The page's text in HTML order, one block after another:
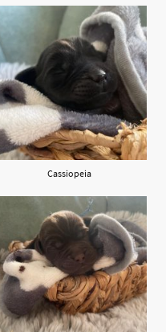
Cassiopeia